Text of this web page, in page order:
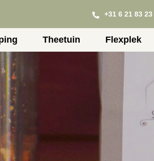
+31 6 21 83 23
Theetuin Flexplek